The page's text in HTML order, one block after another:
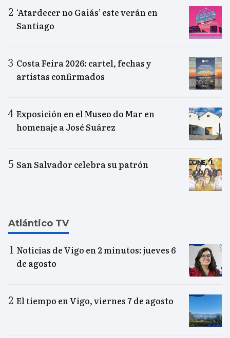
‘Atardecer no Gaiás’ este verán en
Santiago
Costa Feira 2026: cartel, fechas y
artistas confirmados
Exposición en el Museo do Mar en
homenaje a José Suárez
San Salvador celebra su patrón
Atlántico TV
Noticias de Vigo en 2 minutos: jueves 6
de agosto
El tiempo en Vigo, viernes 7 de agosto